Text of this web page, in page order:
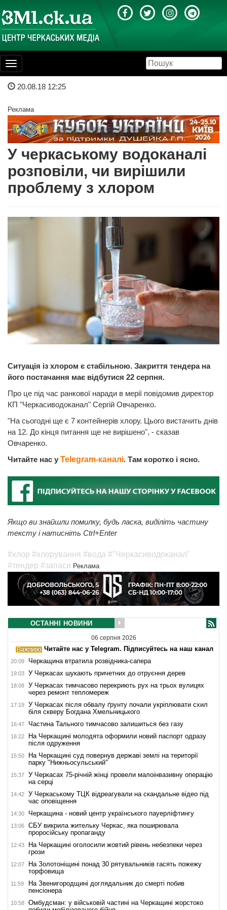
Toggle
navigation
20.08.18 12:25
Реклама
У черкаському водоканалі
розповіли, чи вирішили
проблему з хлором
Ситуація із хлором є стабільною. Закриття тендера на
його постачання має відбутися 22 серпня.
Про це під час ранкової наради в мерії повідомив директор
КП "Черкасиводоканал" Сергій Овчаренко.
"На сьогодні ще є 7 контейнерів хлору. Цього вистачить днів
на 12. До кінця питання ще не вирішено", - сказав
Овчаренко.
Читайте нас у Telegram-каналі. Там коротко і ясно.
Якщо ви знайшли помилку, будь ласка, виділіть частину
тексту і натисніть Ctrl+Enter
#хлор #хлорування #вода #"Черкасиводоканал"
#тендер #запаси Реклама
ОСТАННІ НОВИНИ
06 серпня 2026
Читайте нас у Telegram. Підписуйтесь на наш канал
20:09 Черкащина втратила розвідника-сапера
19:03 У Черкасах шукають причетних до отруєння дерев
18:08
У Черкасах тимчасово перекриють рух на трьох вулицях
через ремонт тепломереж
17:19
У Черкасах після обвалу ґрунту почали укріплювати схил
біля скверу Богдана Хмельницького
16:47 Частина Тального тимчасово залишиться без газу
16:22
На Черкащині молодята оформили новий паспорт одразу
після одруження
15:50
На Черкащині суд повернув державі землі на території
парку "Нижньосульський"
15:37
У Черкасах 75-річній жінці провели малоінвазивну операцію
на серці
14:42
У Черкаському ТЦК відреагували на скандальне відео під
час оповіщення
14:30 Черкащина - новий центр українського пауерліфтингу
13:06
СБУ викрила жительку Черкас, яка поширювала
проросійську пропаганду
12:43
На Черкащині оголосили жовтий рівень небезпеки через
грози
12:07
На Золотоніщині понад 30 рятувальників гасять пожежу
торфовища
11:59
На Звенигородщині доглядальник до смерті побив
пенсіонера
10:58
Омбудсман: у військовій частині на Черкащині жорстоко